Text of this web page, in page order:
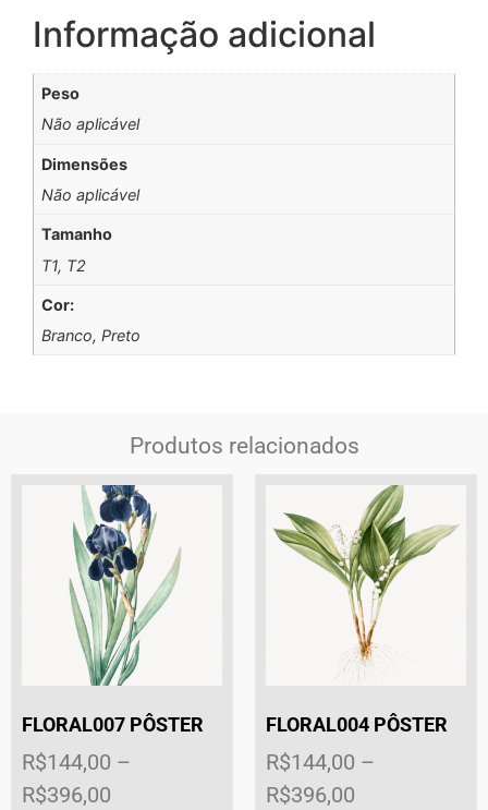
Informação adicional
Peso
Não aplicável
Dimensões
Não aplicável
Tamanho
T1, T2
Cor:
Branco, Preto
Produtos relacionados
FLORAL007 PÔSTER
R$144,00 –
R$396,00
FLORAL004 PÔSTER
R$144,00 –
R$396,00